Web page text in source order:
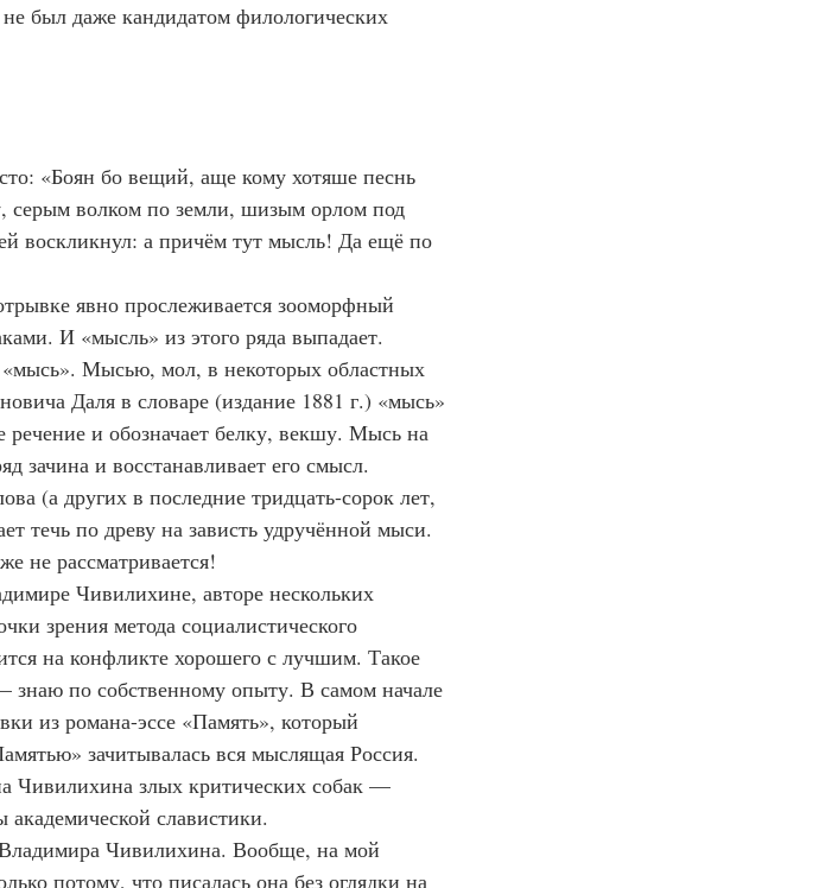
был даже кандидатом филологических
серым волком по земли, шизым орлом под
воскликнул: а причём тут мысль! Да ещё по
И «мысль» из этого ряда выпадает.
Мысью, мол, в некоторых областных
Даля в словаре (издание 1881 г.) «мысь»
речение и обозначает белку, векшу. Мысь на
зачина и восстанавливает его смысл.
течь по древу на зависть удручённой мыси.
не рассматривается!
зрения метода социалистического
на конфликте хорошего с лучшим. Такое
знаю по собственному опыту. В самом начале
из романа-эссе «Память», который
зачитывалась вся мыслящая Россия.
Чивилихина злых критических собак —
славистики.
потому, что писалась она без оглядки на